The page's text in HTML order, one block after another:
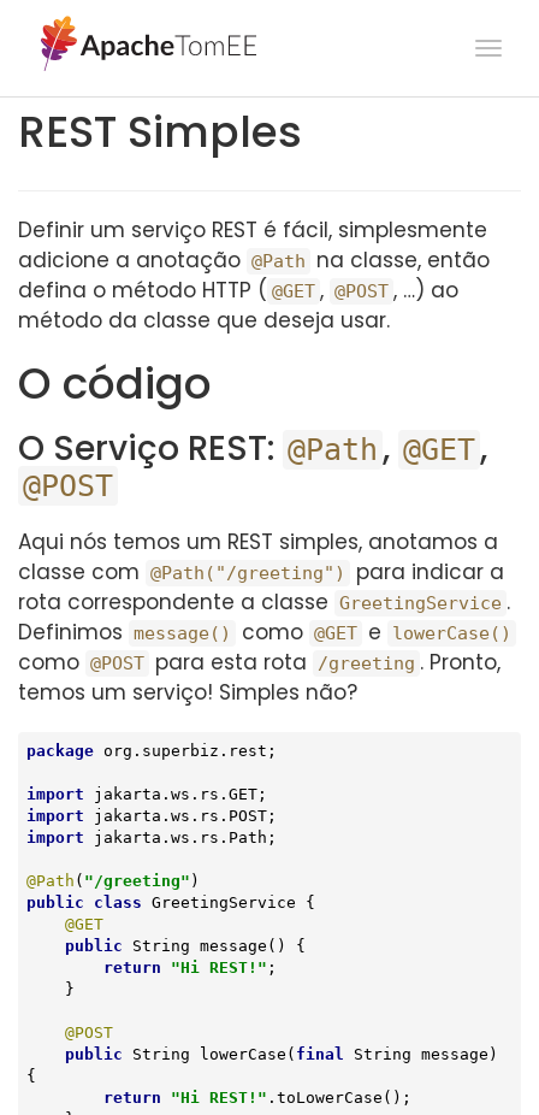
REST Simples
Definir um serviço REST é fácil, simplesmente
adicione a anotação @Path
na classe, então
defina o método HTTP ( @GET , @POST , …​) ao
método da classe que deseja usar.
O código
O Serviço REST: @Path , @GET,
@POST
Aqui nós temos um REST simples, anotamos a
classe com @Path("/greeting")
para indicar a
rota correspondente a classe GreetingService .
Definimos message() como @GET e lowerCase()
como @POST para esta rota /greeting . Pronto,
temos um serviço! Simples não?
package org.superbiz.rest;
import
import
import jakarta.ws.rs.Path;
@Path ( "/greeting"
public
class GreetingService
{
@GET
public String message ()
{
return
"Hi REST!" ;
@POST
public String lowerCase ( final
String message)
{
return
"Hi REST!" .toLowerCase();